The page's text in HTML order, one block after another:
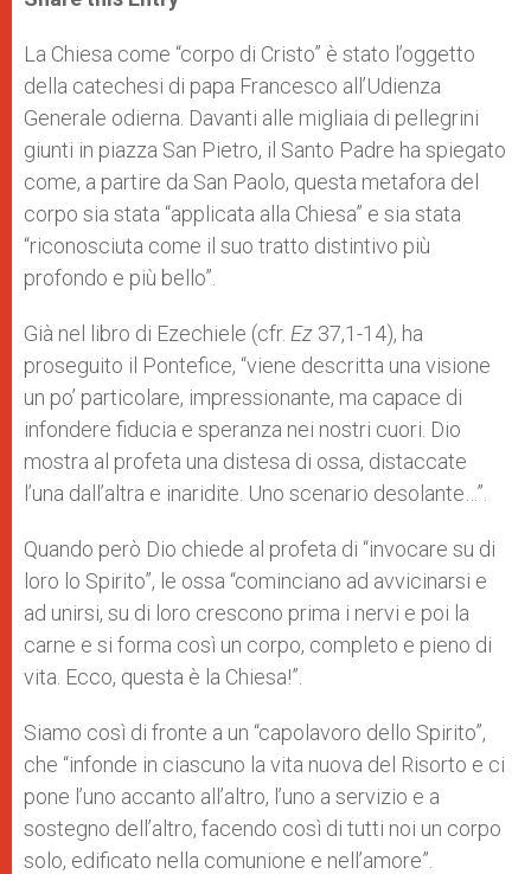
s
p
p
e
g
e
r
b
o
k
r
La Chiesa come “corpo di Cristo” è stato l’oggetto
della catechesi di papa Francesco all’Udienza
Generale odierna. Davanti alle migliaia di pellegrini
giunti in piazza San Pietro, il Santo Padre ha spiegato
come, a partire da San Paolo, questa metafora del
corpo sia stata “applicata alla Chiesa” e sia stata
“riconosciuta come il suo tratto distintivo più
profondo e più bello”.
Già nel libro di Ezechiele (cfr. Ez 37,1-14), ha
proseguito il Pontefice, “viene descritta una visione
un po’ particolare, impressionante, ma capace di
infondere fiducia e speranza nei nostri cuori. Dio
mostra al profeta una distesa di ossa, distaccate
l’una dall’altra e inaridite. Uno scenario desolante…”.
Quando però Dio chiede al profeta di “invocare su di
loro lo Spirito”, le ossa “cominciano ad avvicinarsi e
ad unirsi, su di loro crescono prima i nervi e poi la
carne e si forma così un corpo, completo e pieno di
vita. Ecco, questa è la Chiesa!”.
Siamo così di fronte a un “capolavoro dello Spirito”,
che “infonde in ciascuno la vita nuova del Risorto e ci
pone l’uno accanto all’altro, l’uno a servizio e a
sostegno dell’altro, facendo così di tutti noi un corpo
solo, edificato nella comunione e nell’amore”.